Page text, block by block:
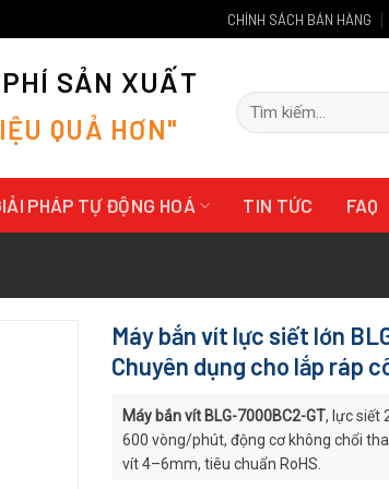
CHÍNH SÁCH BÁN HÀNG
SẢN XUẤT
IỆU QUẢ HƠN"
Tìm
kiếm:
PHÁP TỰ ĐỘNG HOÁ TIN TỨC FAQ
Máy bắn vít lực siết lớn
Chuyên dụng cho lắp ráp
Máy bắn vít BLG-7000BC2-GT, lực siết
600 vòng/phút, động cơ không chổi
vít 4–6mm, tiêu chuẩn RoHS.